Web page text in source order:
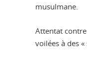
musulmane.
Attentat
voilées à des